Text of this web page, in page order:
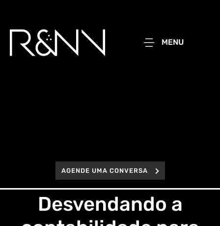
MENU
AGENDE UMA CONVERSA
Desvendando a